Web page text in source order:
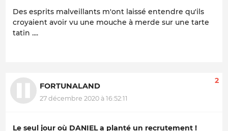
Des esprits malveillants m'ont laissé entendre qu'ils
croyaient avoir vu une mouche à merde sur une tarte
tatin ....
FORTUNALAND
27 décembre 2020 à 16:52:11
2
Le seul jour où DANIEL a planté un recrutement !